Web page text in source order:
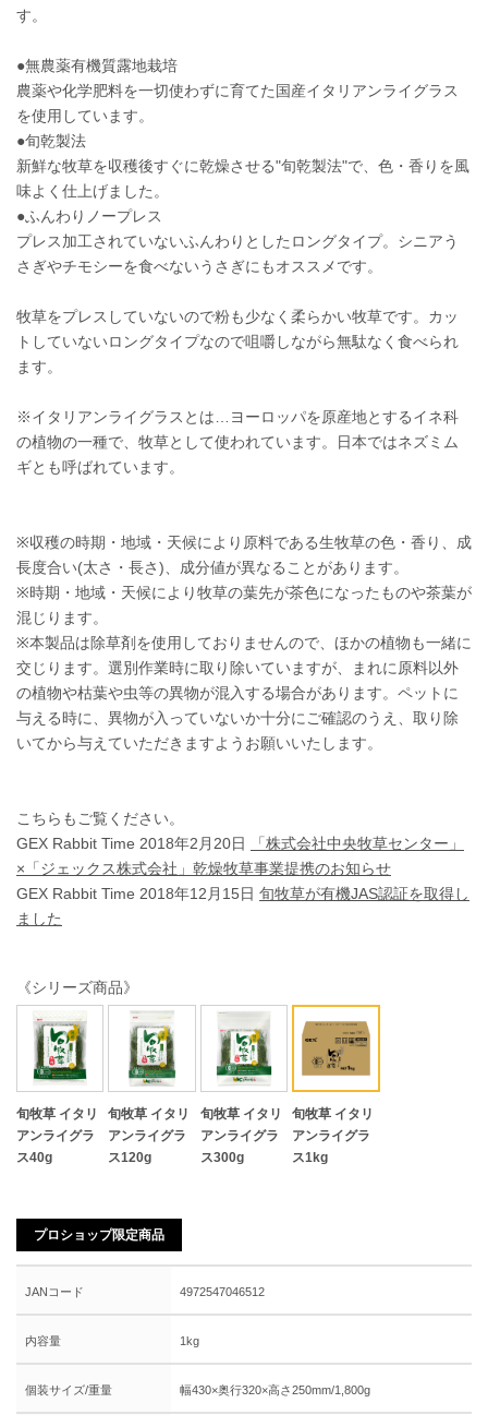
す。
●無農薬有機質露地栽培
農薬や化学肥料を一切使わずに育てた国産イタリアンライグラス
を使用しています。
●旬乾製法
新鮮な牧草を収穫後すぐに乾燥させる"旬乾製法"で、色・香りを風
味よく仕上げました。
●ふんわりノープレス
プレス加工されていないふんわりとしたロングタイプ。シニアう
さぎやチモシーを食べないうさぎにもオススメです。
牧草をプレスしていないので粉も少なく柔らかい牧草です。カッ
トしていないロングタイプなので咀嚼しながら無駄なく食べられ
ます。
※イタリアンライグラスとは…ヨーロッパを原産地とするイネ科
の植物の一種で、牧草として使われています。日本ではネズミム
ギとも呼ばれています。
※収穫の時期・地域・天候により原料である生牧草の色・香り、成
長度合い(太さ・長さ)、成分値が異なることがあります。
※時期・地域・天候により牧草の葉先が茶色になったものや茶葉が
混じります。
※本製品は除草剤を使用しておりませんので、ほかの植物も一緒に
交じります。選別作業時に取り除いていますが、まれに原料以外
の植物や枯葉や虫等の異物が混入する場合があります。ペットに
与える時に、異物が入っていないか十分にご確認のうえ、取り除
いてから与えていただきますようお願いいたします。
こちらもご覧ください。
GEX Rabbit Time 2018年2月20日
「株式会社中央牧草センター」
×「ジェックス株式会社」乾燥牧草事業提携のお知らせ
GEX Rabbit Time 2018年12月15日 旬牧草が有機JAS認証を取得し
ました
《シリーズ商品》
旬牧草 イタリ
アンライグラ
ス40g
旬牧草 イタリ
アンライグラ
ス120g
旬牧草 イタリ
アンライグラ
ス300g
旬牧草 イタリ
アンライグラ
ス1kg
プロショップ限定商品
JANコード 4972547046512
内容量 1kg
個装サイズ/重量 幅430×奥行320×高さ250mm/1,800g